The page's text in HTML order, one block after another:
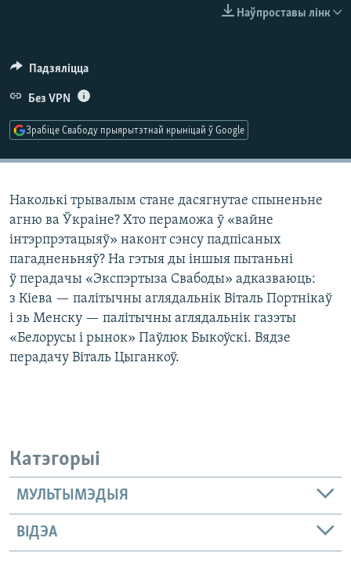
Наўпроставы лінк
Падзяліцца
Без VPN
Зрабіце Свабоду прыярытэтнай крыніцай ў Google
Наколькі трывалым стане дасягнутае спыненьне
агню ва Ўкраіне? Хто пераможа ў «вайне
інтэрпрэтацыяў» наконт сэнсу падпісаных
пагадненьняў? На гэтыя ды іншыя пытаньні
ў перадачы «Экспэртыза Свабоды» адказваюць:
з Кіева — палітычны аглядальнік Віталь Портнікаў
і зь Менску — палітычны аглядальнік газэты
«Белорусы і рынок» Паўлюк Быкоўскі. Вядзе
перадачу Віталь Цыганкоў.
Катэгорыі
МУЛЬТЫМЭДЫЯ
ВІДЭА